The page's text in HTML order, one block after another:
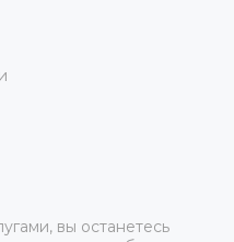
вы останетесь